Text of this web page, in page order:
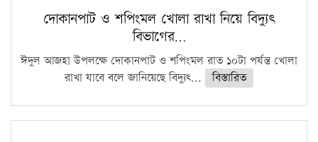
দোকানপাট ও শপিংমল খোলা রাখা নিয়ে বিদ্যুৎ
বিভাগের…
ঈদুল আজহা উপলক্ষে দোকানপাট ও শপিংমল রাত ১০টা পর্যন্ত খোলা
রাখা যাবে বলে জানিয়েছে বিদ্যুৎ...
বিস্তারিত